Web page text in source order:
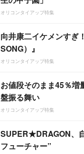
オリコンタイアップ特集
向井康二イケメンすぎ
SONG）』
オリコンタイアップ特集
お値段そのまま45％増
盤振る舞い
オリコンタイアップ特集
SUPER★DRAGON、
フューチャー”